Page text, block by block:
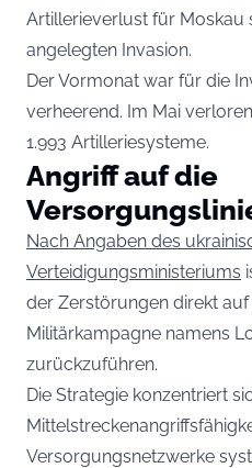
Artillerieverlust für Moskau
angelegten Invasion.
Der Vormonat war für die
verheerend. Im Mai
1.993 Artilleriesysteme.
Angriff auf die
Nach Angaben des
Verteidigungsministeriums
der Zerstörungen direkt
Militärkampagne namens
zurückzuführen.
Die Strategie konzentriert
Versorgungsnetzwerke